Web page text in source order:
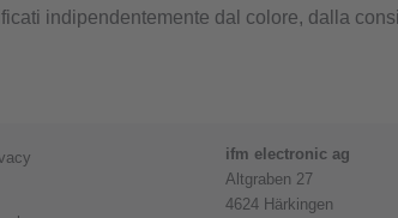
indipendentemente dal colore, dalla
ifm electronic ag
Altgraben 27
4624 Härkingen